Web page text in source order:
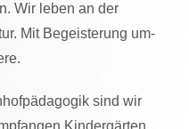
Wir leben an der
Mit Begeisterung um-
sind wir
Kindergärten